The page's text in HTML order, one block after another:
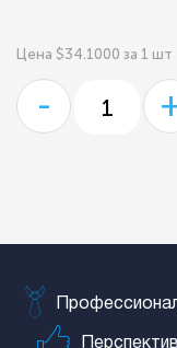
Цена $34.1000 за 1 шт
-